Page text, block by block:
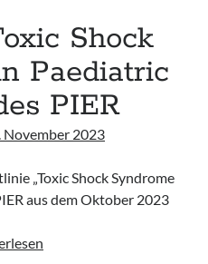
Shock
Paediatric
PIER
November 2023
„Toxic Shock Syndrome
aus dem Oktober 2023